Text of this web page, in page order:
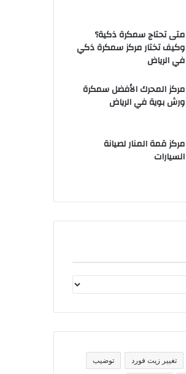
متى تحتاج سمكرة ذكية؟
وكيف تختار مركز سمكرة ذكي
في الرياض
مركز المحرك الأفضل سمكرة
ورش بوية في الرياض
مركز قمة المنار لصيانة
السيارات
تغيير زيت فورد توضيب